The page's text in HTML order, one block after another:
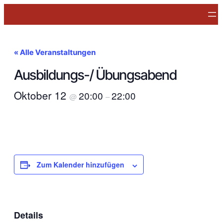
« Alle Veranstaltungen
Ausbildungs-/ Übungsabend
Oktober 12 @ 20:00 –22:00
Zum Kalender hinzufügen
Details